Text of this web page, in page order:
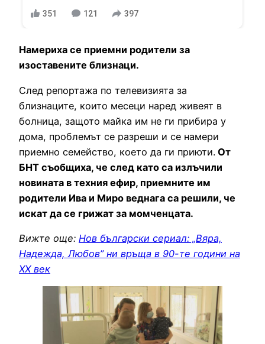
351 121 397
Намериха се приемни родители за
изоставените близнаци.
След репортажа по телевизията за
близнаците, които месеци наред живеят в
болница, защото майка им не ги прибира у
дома, проблемът се разреши и се намери
приемно семейство, което да ги приюти. От
БНТ съобщиха, че след като са излъчили
новината в техния ефир, приемните им
родители Ива и Миро веднага са решили, че
искат да се грижат за момченцата.
Вижте още: Нов български сериал: „Вяра,
Надежда, Любов” ни връща в 90-те години на
ХХ век